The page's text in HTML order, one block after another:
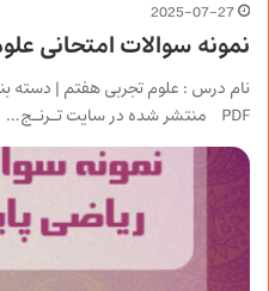
2025-07-27
نمونه سوالات امتحانی
نام درس : علوم تجربی هفتم | دسته
PDF منتشر شده در سایت تـرنـج…